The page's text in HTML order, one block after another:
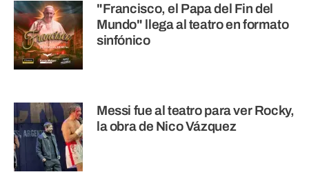
"Francisco, el Papa del Fin del
Mundo" llega al teatro en formato
sinfónico
Messi fue al teatro para ver Rocky,
la obra de Nico Vázquez